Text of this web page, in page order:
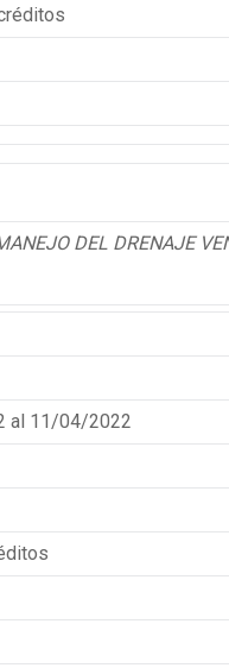
DEL DRENAJE
al 11/04/2022